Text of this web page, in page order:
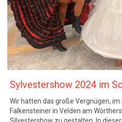
Sylvestershow 2024 im
Wir hatten das große Vergnügen, im
Falkensteiner in Velden am